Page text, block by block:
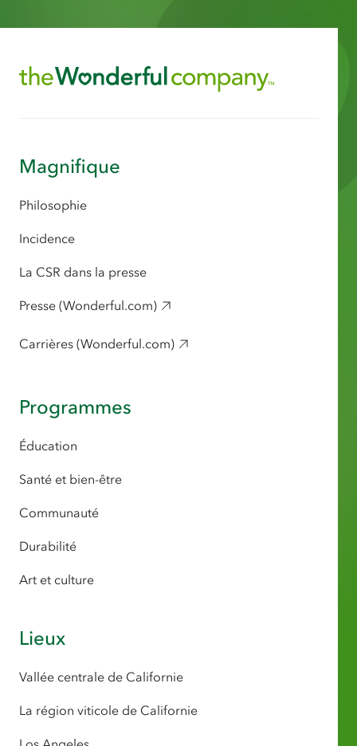
Magnifique
Philosophie
Incidence
La CSR dans la presse
Presse (Wonderful.com)
Carrières (Wonderful.com)
Programmes
Éducation
Santé et bien-être
Communauté
Durabilité
Art et culture
Lieux
Vallée centrale de Californie
La région viticole de Californie